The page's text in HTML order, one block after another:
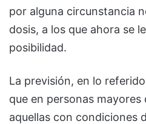
por alguna circunstancia
dosis, a los que ahora se
posibilidad.
La previsión, en lo
que en personas mayores
aquellas con condiciones